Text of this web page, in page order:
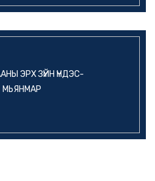
ЭРХ ЗҮЙН ҮНДЭС-
МЬЯНМАР